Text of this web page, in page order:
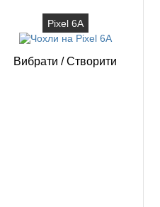
Pixel 6A
Вибрати / Створити